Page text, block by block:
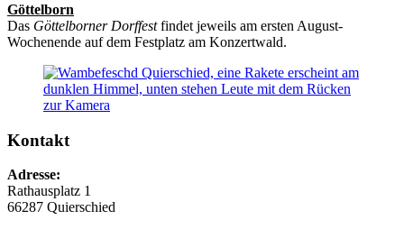
Göttelborn
Das Göttelborner Dorffestfindet jeweils am ersten August-
Wochenende auf dem Festplatz am Konzertwald.
Kontakt
Adresse:
Rathausplatz 1
66287 Quierschied